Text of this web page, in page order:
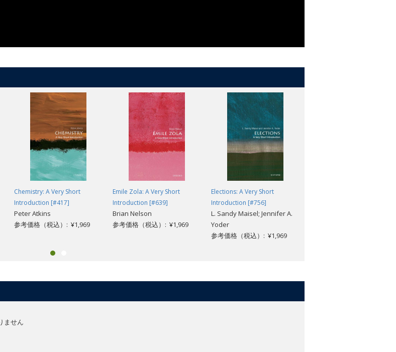
Chemistry: A Very Short
Introduction [#417]
Peter Atkins
参考価格（税込）: ¥1,969
Emile Zola: A Very Short
Introduction [#639]
Brian Nelson
参考価格（税込）: ¥1,969
Elections: A Very Short
Introduction [#756]
L. Sandy Maisel; Jennifer A.
Yoder
参考価格（税込）: ¥1,969
ません